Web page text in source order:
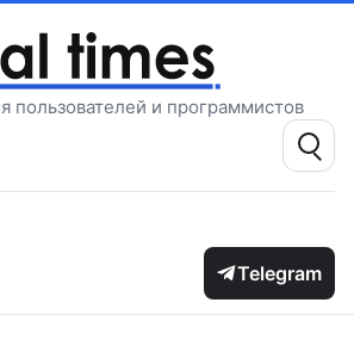
пользователей и программистов
Поиск:
Telegram